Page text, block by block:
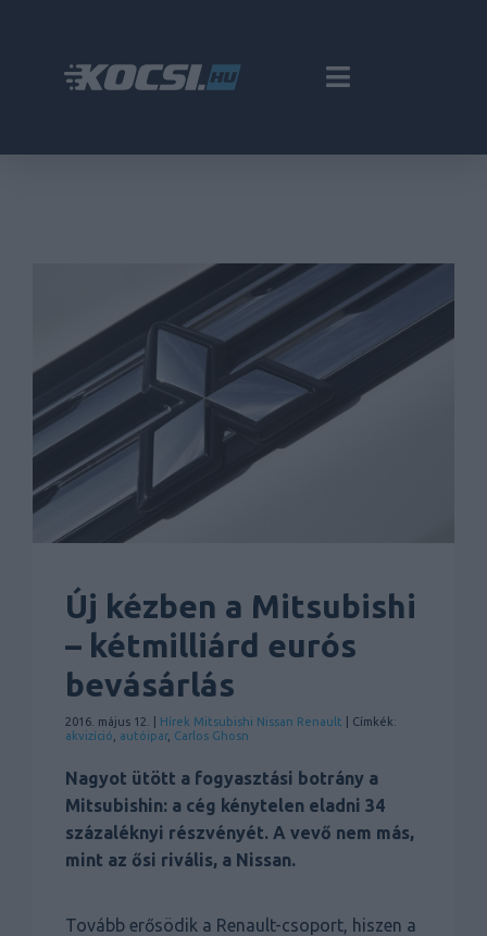
Új kézben a Mitsubishi
– kétmilliárd eurós
bevásárlás
2016. május 12. | Hírek Mitsubishi Nissan Renault | Címkék:
akvizíció
autóipar, Carlos Ghosn
Nagyot ütött a fogyasztási botrány a
Mitsubishin: a cég kénytelen eladni 34
százaléknyi részvényét. A vevő nem más,
mint az ősi rivális, a Nissan.
Tovább erősödik a Renault-csoport, hiszen a